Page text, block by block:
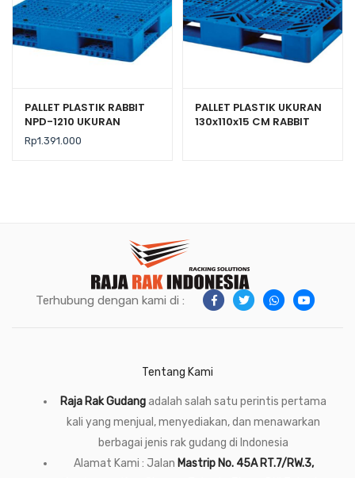
PALLET PLASTIK RABBIT
NPD-1210 UKURAN
120x100x15 CM
Rp1.391.000
PALLET PLASTIK UKURAN
130x110x15 CM RABBIT
Terhubung dengan kami di :
Tentang Kami
Raja Rak Gudangadalah salah satu perintis pertama
kali yang menjual, menyediakan, dan menawarkan
berbagai jenis rak gudang di Indonesia
Alamat Kami : Jalan Mastrip No. 45A RT.7/RW.3,